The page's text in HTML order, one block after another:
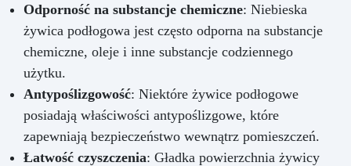
Odporność na substancje chemiczne: Niebieska
żywica podłogowa jest często odporna na substancje
chemiczne, oleje i inne substancje codziennego
użytku.
Antypoślizgowość: Niektóre żywice podłogowe
posiadają właściwości antypoślizgowe, które
zapewniają bezpieczeństwo wewnątrz pomieszczeń.
Łatwość czyszczenia: Gładka powierzchnia żywicy